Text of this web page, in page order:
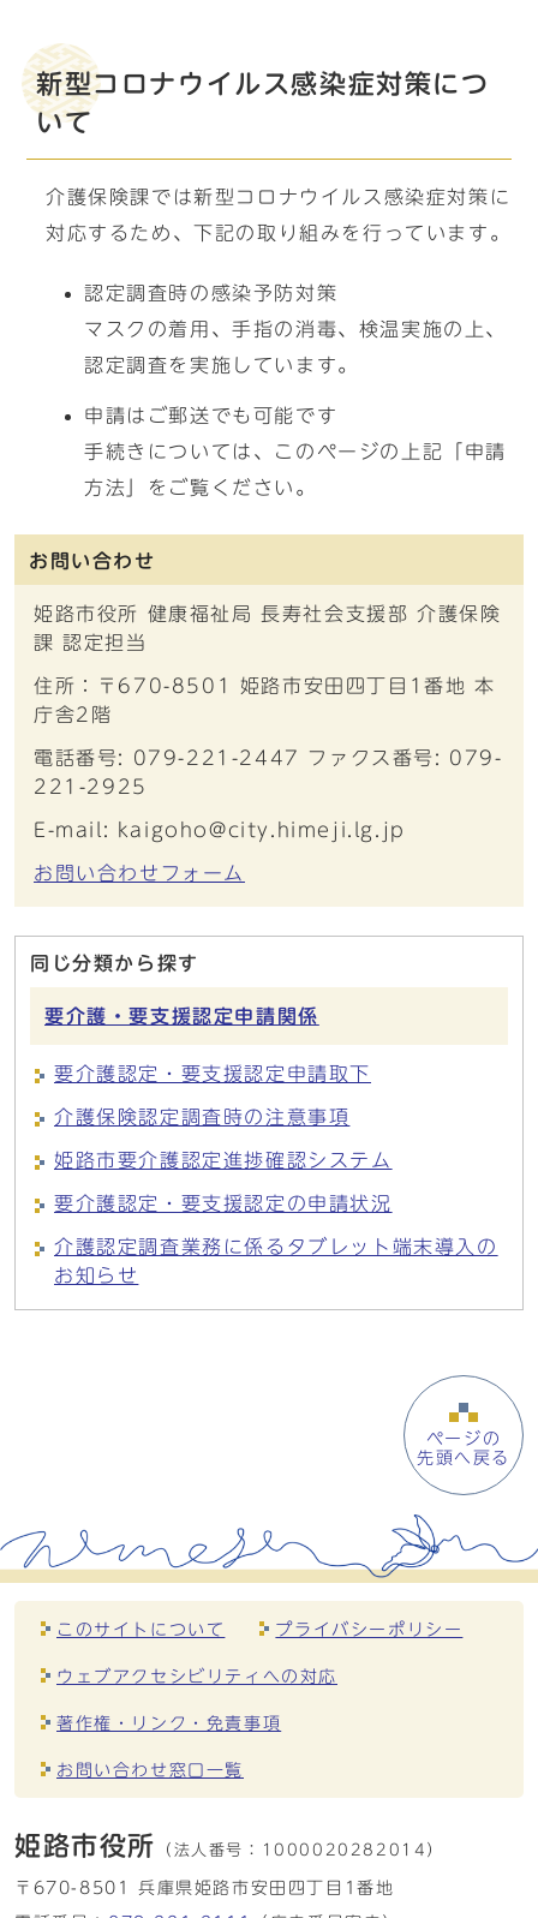
新型コロナウイルス感染症対策につ
いて
介護保険課では新型コロナウイルス感染症対策に
対応するため、下記の取り組みを行っています。
認定調査時の感染予防対策
マスクの着用、手指の消毒、検温実施の上、
認定調査を実施しています。
申請はご郵送でも可能です
手続きについては、このページの上記「申請
方法」をご覧ください。
お問い合わせ
姫路市役所 健康福祉局 長寿社会支援部 介護保険
課 認定担当
住所：〒670-8501 姫路市安田四丁目1番地 本
庁舎2階
電話番号: 079-221-2447 ファクス番号: 079-
221-2925
E-mail: kaigoho@city.himeji.lg.jp
お問い合わせフォーム
同じ分類から探す
要介護・要支援認定申請関係
要介護認定・要支援認定申請取下
介護保険認定調査時の注意事項
姫路市要介護認定進捗確認システム
要介護認定・要支援認定の申請状況
介護認定調査業務に係るタブレット端末導入の
お知らせ
ページの
先頭へ戻る
このサイトについて プライバシーポリシー
ウェブアクセシビリティへの対応
著作権・リンク・免責事項
お問い合わせ窓口一覧
姫路市役所 （法人番号： 1000020282014）
〒670-8501 兵庫県姫路市安田四丁目1番地